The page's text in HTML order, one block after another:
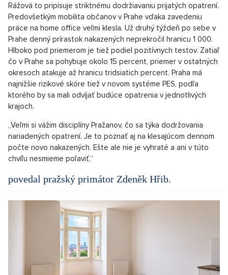
Rážová to pripisuje striktnému dodržiavaniu prijatých opatrení.
Predovšetkým mobilita občanov v Prahe vďaka zavedeniu
práce na home office veľmi klesla. Už druhý týždeň po sebe v
Prahe denný prírastok nakazených neprekročil hranicu 1 000.
Hlboko pod priemerom je tiež podiel pozitívnych testov. Zatiaľ
čo v Prahe sa pohybuje okolo 15 percent, priemer v ostatných
okresoch atakuje až hranicu tridsiatich percent. Praha má
najnižšie rizikové skóre tiež v novom systéme PES, podľa
ktorého by sa mali odvíjať budúce opatrenia v jednotlivých
krajoch.
„Veľmi si vážim disciplíny Pražanov, čo sa týka dodržovania
nariadených opatrení. Je to poznať aj na klesajúcom dennom
počte novo nakazených. Ešte ale nie je vyhraté a ani v túto
chvíľu nesmieme poľaviť,“
povedal pražský primátor Zdeněk Hřib.